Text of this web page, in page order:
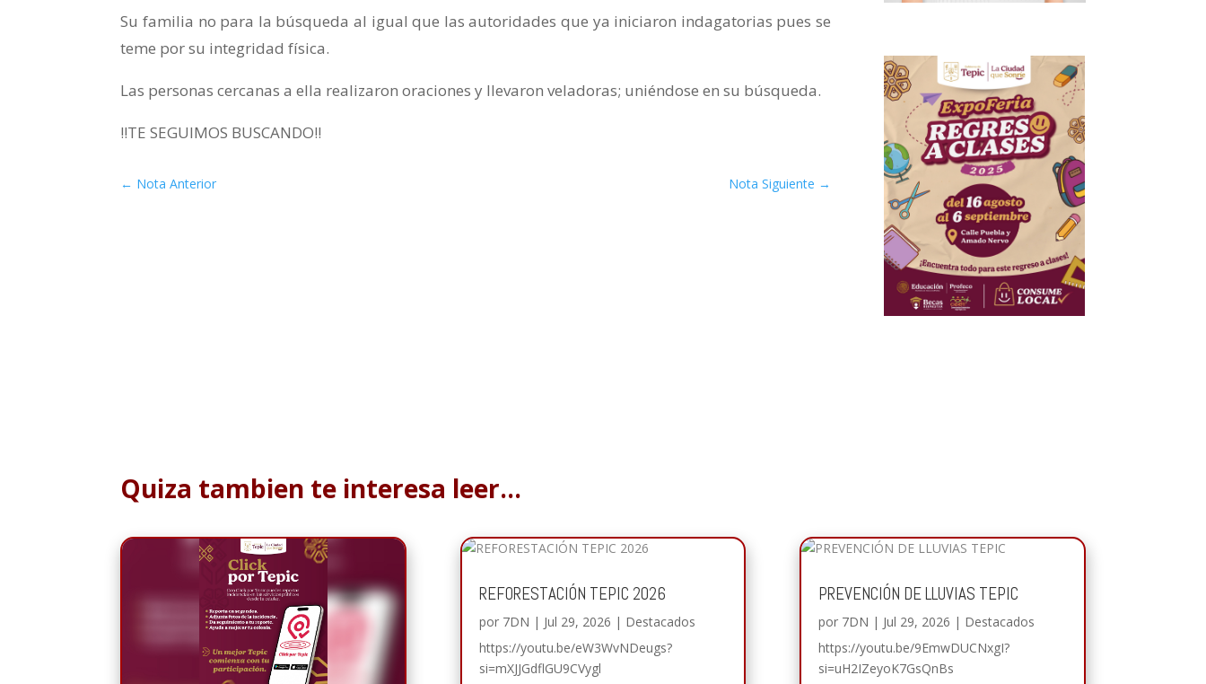
Su familia no para la búsqueda al igual que las autoridades que ya iniciaron indagatorias pues se
teme por su integridad física.
Las personas cercanas a ella realizaron oraciones y llevaron veladoras; uniéndose en su búsqueda.
!!TE SEGUIMOS BUSCANDO!!
← Nota Anterior Nota Siguiente →
Quiza tambien te interesa leer…
REFORESTACIÓN TEPIC 2026
por 7DN | Jul 29, 2026 | Destacados
https://youtu.be/eW3WvNDeugs?
si=mXJJGdflGU9CVygl
PREVENCIÓN DE LLUVIAS TEPIC
por 7DN | Jul 29, 2026 | Destacados
https://youtu.be/9EmwDUCNxgI?
si=uH2IZeyoK7GsQnBs